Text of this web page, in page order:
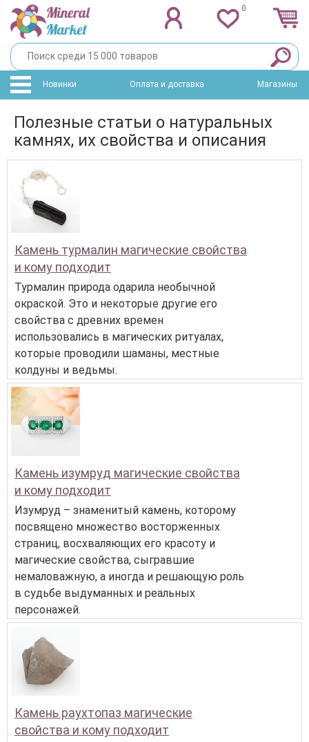
0
Новинки Оплата и доставка Магазины
Полезные статьи о натуральных
камнях, их свойства и описания
Камень турмалин магические свойства
и кому подходит
Турмалин природа одарила необычной
окраской. Это и некоторые другие его
свойства с древних времен
использовались в магических ритуалах,
которые проводили шаманы, местные
колдуны и ведьмы.
Камень изумруд магические свойства
и кому подходит
Изумруд – знаменитый камень, которому
посвящено множество восторженных
страниц, восхваляющих его красоту и
магические свойства, сыгравшие
немаловажную, а иногда и решающую роль
в судьбе выдуманных и реальных
персонажей.
Камень раухтопаз магические
свойства и кому подходит